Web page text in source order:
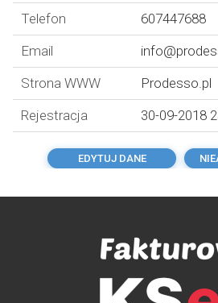
Telefon
607447688
Email
Strona WWW
Prodesso.pl
Rejestracja
30-09-2018
EDYTUJ DANE